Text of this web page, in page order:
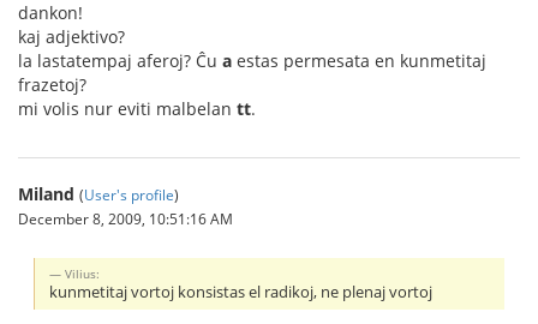
dankon!
kaj adjektivo?
la lastatempaj aferoj? Ĉu a estas permesata en kunmetitaj
frazetoj?
mi volis nur eviti malbelan tt.
Miland (User's profile)
December 8, 2009, 10:51:16 AM
Vilius:
kunmetitaj vortoj konsistas el radikoj, ne plenaj vortoj